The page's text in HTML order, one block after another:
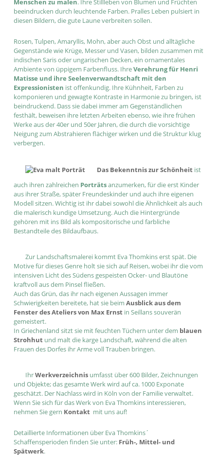
Menschen zu malen. Ihre Stillleben von Blumen und Früchten
beeindrucken durch leuchtende Farben. Pralles Leben pulsiert in
diesen Bildern, die gute Laune verbreiten sollen.
Rosen, Tulpen, Amaryllis, Mohn, aber auch Obst und alltägliche
Gegenstände wie Krüge, Messer und Vasen, bilden zusammen mit
indischen Saris oder ungarischen Decken, ein ornamentales
Ambiente von üppigem Farbenfluss. IhreVerehrung für Henri
Matisse und ihre Seelenverwandtschaft mit den
Expressionisten ist offenkundig. Ihre Kühnheit, Farben zu
komponieren und gewagte Kontraste in Harmonie zu bringen, ist
beindruckend. Dass sie dabei immer am Gegenständlichen
festhält, beweisen ihre letzten Arbeiten ebenso, wie ihre frühen
Werke aus der 40er und 50er Jahren, die durch die vorsichtige
Neigung zum Abstrahieren flächiger wirken und die Struktur klug
verbergen.
Das Bekenntnis zur Schönheit ist
auch ihren zahlreichen Porträtsanzumerken, für die erst Kinder
aus ihrer Straße, später Freundeskinder und auch ihre eigenen
Modell sitzen. Wichtig ist ihr dabei sowohl die Ähnlichkeit als auch
die malerisch kundige Umsetzung. Auch die Hintergründe
gehören mit ins Bild als kompositorische und farbliche
Bestandteile des Bildaufbaus.
Zur Landschaftsmalerei kommt Eva Thomkins erst spät. Die
Motive für dieses Genre holt sie sich auf Reisen, wobei ihr die vom
intensiven Licht des Südens gespeisten Ocker- und Blautöne
kraftvoll aus dem Pinsel fließen.
Auch das Grün, das ihr nach eigenen Aussagen immer
Schwierigkeiten bereitete, hat sie beim Ausblick aus dem
Fenster des Ateliers von Max Ernst in Seillans souverän
gemeistert.
In Griechenland sitzt sie mit feuchten Tüchern unter dem blauen
Strohhut und malt die karge Landschaft, während die alten
Frauen des Dorfes ihr Arme voll Trauben bringen.
IhrWerkverzeichnis umfasst über 600 Bilder, Zeichnungen
und Objekte; das gesamte Werk wird auf ca. 1000 Exponate
geschätzt. Der Nachlass wird in Köln von der Familie verwaltet.
Wenn Sie sich für das Werk von Eva Thomkins interessieren,
nehmen Sie gern Kontakt mit uns auf!
Detaillierte Informationen über Eva Thomkins´
Schaffensperioden finden Sie unter: Früh-, Mittel- und
Spätwerk.